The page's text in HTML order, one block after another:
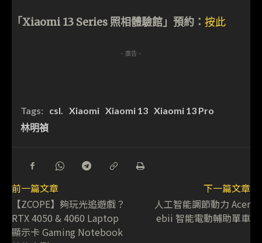
「Xiaomi 13 Series 照相體驗館」預約： 按此
- 廣告 -
Tags: csl. Xiaomi Xiaomi 13 Xiaomi 13 Pro
林明禎
前一篇文章
【ZCOPE】夠玩光追遊戲？
RTX 4050 & 4060 Laptop
顯示卡 Gaming Notebook
下一篇文章
人工智能調節動力 Acer
ebii 智能電動輔助單車